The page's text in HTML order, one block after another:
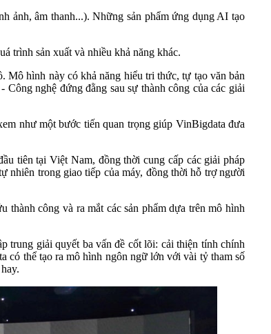
ảnh, âm thanh...). Những sản phẩm ứng dụng AI tạo
trình sản xuất và nhiều khả năng khác.
Mô hình này có khả năng hiểu tri thức, tự tạo văn bản
nghệ đứng đằng sau sự thành công của các giải
như một bước tiến quan trọng giúp VinBigdata đưa
tiên tại Việt Nam, đồng thời cung cấp các giải pháp
nhiên trong giao tiếp của máy, đồng thời hỗ trợ người
công và ra mắt các sản phẩm dựa trên mô hình
trung giải quyết ba vấn đề cốt lõi: cải thiện tính chính
có thể tạo ra mô hình ngôn ngữ lớn với vài tỷ tham số